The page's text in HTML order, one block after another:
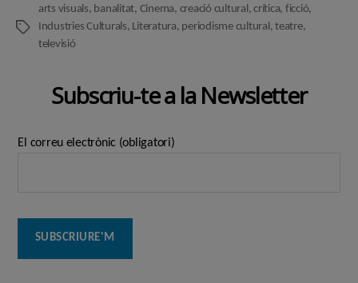
Etiquetes
arts visuals, banalitat, Cinema, creació cultural ,crítica, ficció,
Industries Culturals, Literatura, periodisme cultural ,teatre,
televisió
Subscriu-te a la Newsletter
El correu electrònic (obligatori)